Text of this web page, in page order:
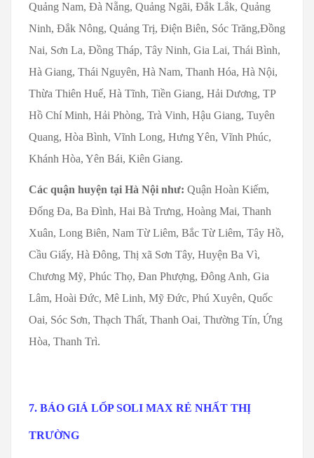
Quảng Nam, Đà Nẵng, Quảng Ngãi, Đắk Lắk, Quảng
Ninh, Đắk Nông, Quảng Trị, Điện Biên, Sóc Trăng,Đồng
Nai, Sơn La, Đồng Tháp, Tây Ninh, Gia Lai, Thái Bình,
Hà Giang, Thái Nguyên, Hà Nam, Thanh Hóa, Hà Nội,
Thừa Thiên Huế, Hà Tĩnh, Tiền Giang, Hải Dương, TP
Hồ Chí Minh, Hải Phòng, Trà Vinh, Hậu Giang, Tuyên
Quang, Hòa Bình, Vĩnh Long, Hưng Yên, Vĩnh Phúc,
Khánh Hòa, Yên Bái, Kiên Giang.
Các quận huyện tại Hà Nội như: Quận Hoàn Kiếm,
Đống Đa, Ba Đình, Hai Bà Trưng, Hoàng Mai, Thanh
Xuân, Long Biên, Nam Từ Liêm, Bắc Từ Liêm, Tây Hồ,
Cầu Giấy, Hà Đông, Thị xã Sơn Tây, Huyện Ba Vì,
Chương Mỹ, Phúc Thọ, Đan Phượng, Đông Anh, Gia
Lâm, Hoài Đức, Mê Linh, Mỹ Đức, Phú Xuyên, Quốc
Oai, Sóc Sơn, Thạch Thất, Thanh Oai, Thường Tín, Ứng
Hòa, Thanh Trì.
7. BÁO GIÁ LỐP SOLI MAX RẺ NHẤT THỊ
TRƯỜNG